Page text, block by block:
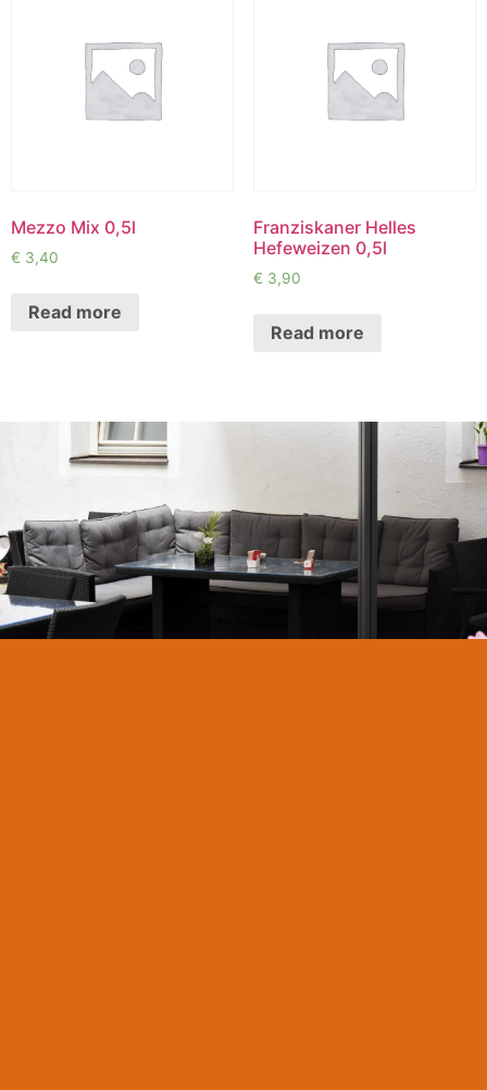
Mezzo Mix 0,5l
€ 3,40
Read more
Franziskaner Helles
Hefeweizen 0,5l
€ 3,90
Read more